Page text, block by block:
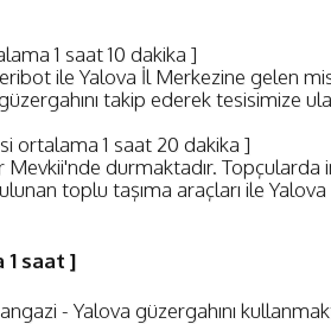
1 saat 10 dakika ]
ile Yalova İl Merkezine gelen
takip ederek tesisimize
ortalama 1 saat 20 dakika ]
durmaktadır. Topçularda
toplu taşıma araçları ile
1 saat ]
- Yalova güzergahını